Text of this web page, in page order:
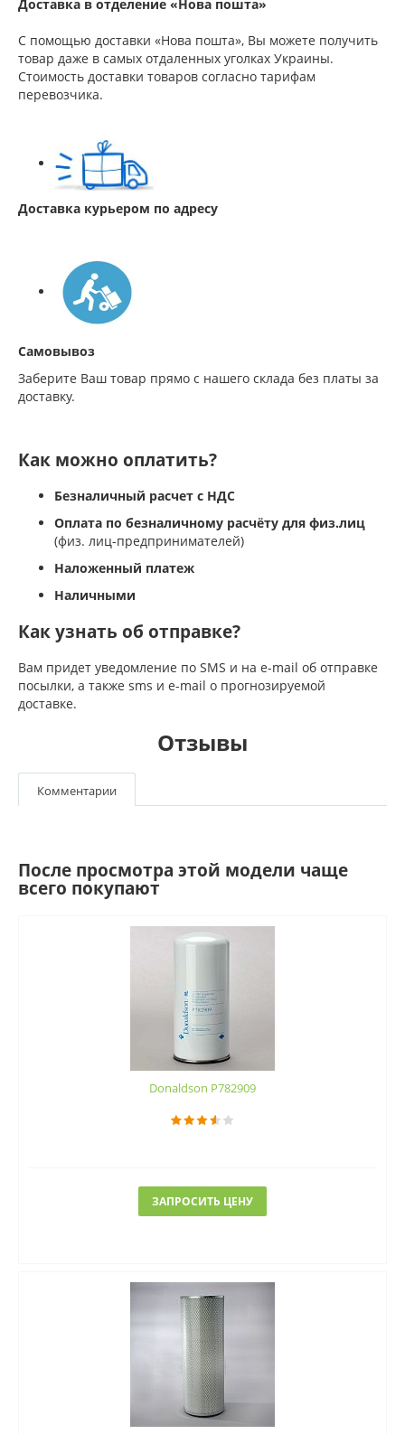
Доставка в отделение «Нова пошта»
С помощью доставки «Нова пошта», Вы можете получить
товар даже в самых отдаленных уголках Украины.
Стоимость доставки товаров согласно тарифам
перевозчика.
Доставка курьером по адресу
Самовывоз
Заберите Ваш товар прямо с нашего склада без платы за
доставку.
Как можно оплатить?
Безналичный расчет с НДС
Оплата по безналичному расчёту для физ.лиц
(физ. лиц-предпринимателей)
Наложенный платеж
Наличными
Как узнать об отправке?
Вам придет уведомление по SMS и на e-mail об отправке
посылки, а также sms и e-mail о прогнозируемой
доставке.
Отзывы
Комментарии
После просмотра этой модели чаще
всего покупают
Donaldson P782909
ЗАПРОСИТЬ ЦЕНУ